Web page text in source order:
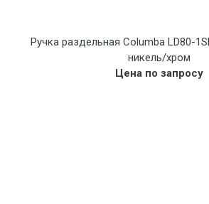
Ручка раздельная Columba LD80-
никель/хром
Цена по запросу